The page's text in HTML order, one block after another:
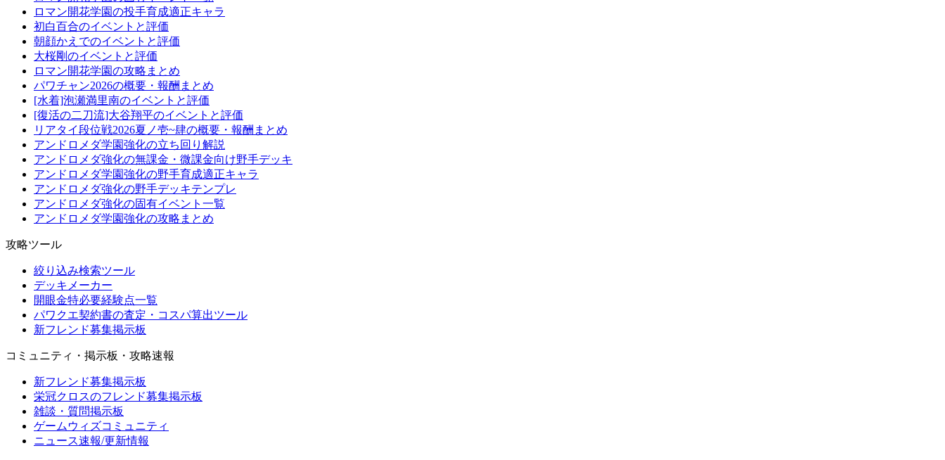
ロマン開花学園の投手育成適正キャラ
初白百合のイベントと評価
朝顔かえでのイベントと評価
大桜剛のイベントと評価
ロマン開花学園の攻略まとめ
パワチャン2026の概要・報酬まとめ
[水着]泡瀬満里南のイベントと評価
[復活の二刀流]大谷翔平のイベントと評価
リアタイ段位戦2026夏ノ壱~肆の概要・報酬まとめ
アンドロメダ学園強化の立ち回り解説
アンドロメダ強化の無課金・微課金向け野手デッキ
アンドロメダ学園強化の野手育成適正キャラ
アンドロメダ強化の野手デッキテンプレ
アンドロメダ強化の固有イベント一覧
アンドロメダ学園強化の攻略まとめ
攻略ツール
絞り込み検索ツール
デッキメーカー
開眼金特必要経験点一覧
パワクエ契約書の査定・コスパ算出ツール
新フレンド募集掲示板
コミュニティ・掲示板・攻略速報
新フレンド募集掲示板
栄冠クロスのフレンド募集掲示板
雑談・質問掲示板
ゲームウィズコミュニティ
ニュース速報/更新情報